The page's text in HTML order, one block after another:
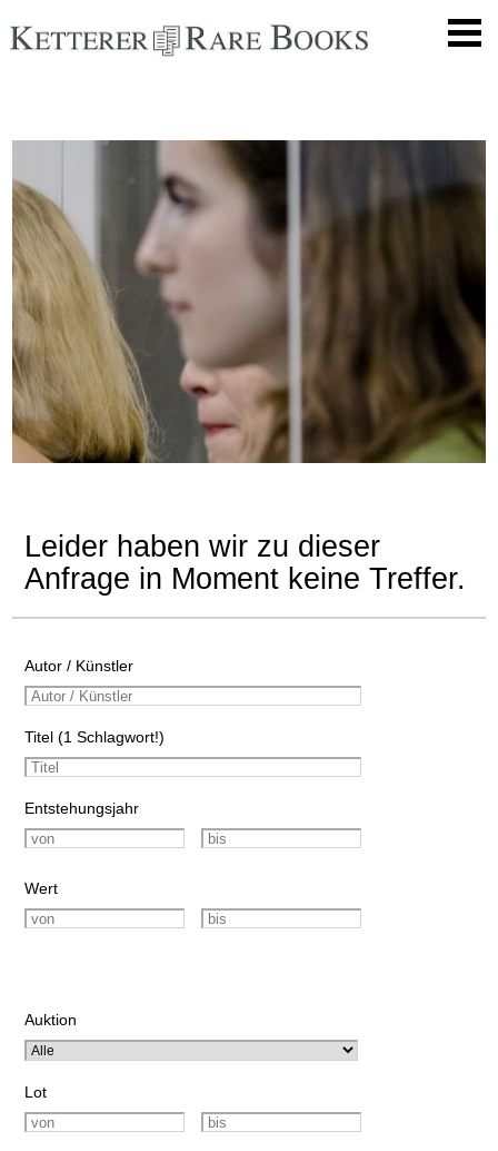
Leider haben wir zu dieser
Anfrage in Moment keine Treffer.
Autor / Künstler
Titel (1 Schlagwort!)
Entstehungsjahr
Wert
Auktion
Lot